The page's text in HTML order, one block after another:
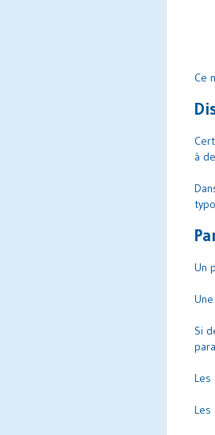
Ce
à
Un
Si
Les
Les